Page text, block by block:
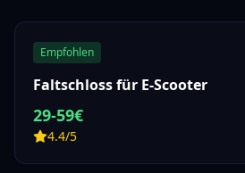
Empfohlen
Faltschloss für E-Scooter
29-59€
4.4/5